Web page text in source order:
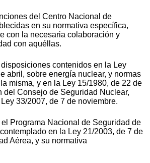
del Centro Nacional de
en su normativa específica,
con la necesaria colaboración y
con aquéllas.
contenidos en la Ley
abril, sobre energía nuclear, y normas
misma, y en la Ley 15/1980, de 22 de
del Consejo de Seguridad Nuclear,
33/2007, de 7 de noviembre.
Programa Nacional de Seguridad de
en la Ley 21/2003, de 7 de
Aérea, y su normativa